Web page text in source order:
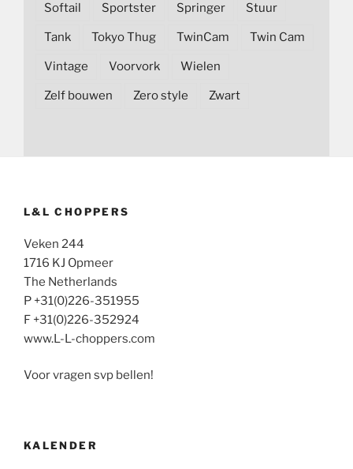
Softail Sportster Springer Stuur
Tank Tokyo Thug TwinCam Twin Cam
Vintage Voorvork Wielen
Zelf bouwen Zero style Zwart
L&L CHOPPERS
Veken 244
1716 KJ Opmeer
The Netherlands
P +31(0)226-351955
F +31(0)226-352924
www.L-L-choppers.com
Voor vragen svp bellen!
KALENDER